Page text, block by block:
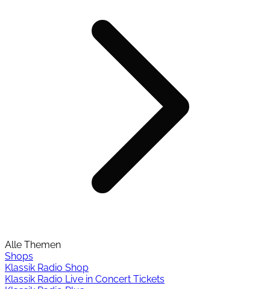
Alle Themen
Shops
Klassik Radio Shop
Klassik Radio Live in Concert Tickets